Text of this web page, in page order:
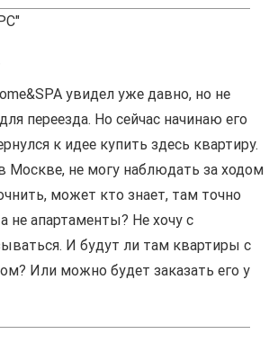
увидел уже давно, но не
переезда. Но сейчас начинаю его
к идее купить здесь квартиру.
Москве, не могу наблюдать за ходом
может кто знает, там точно
не апартаменты? Не хочу с
И будут ли там квартиры с
Или можно будет заказать его у